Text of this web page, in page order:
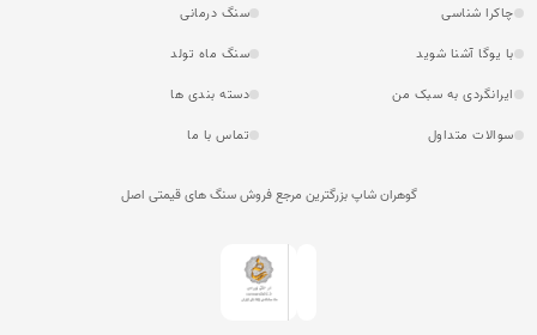
چاکرا شناسی
سنگ درمانی
با یوگا آشنا شوید
سنگ ماه تولد
ایرانگردی به سبک من
دسته بندی ها
سوالات متداول
تماس با ما
گوهران شاپ بزرگترین مرجع فروش سنگ های قیمتی اصل